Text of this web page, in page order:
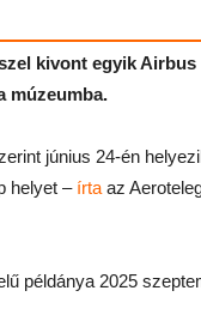
kivont egyik
múzeumba.
június 24-én
helyet – írta az
példánya 2025